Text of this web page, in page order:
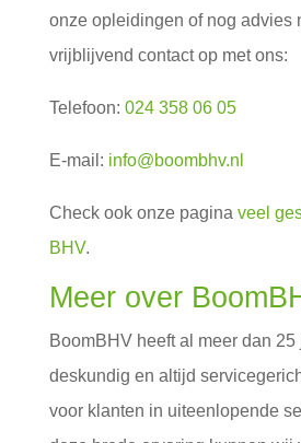
onze opleidingen of nog advies
vrijblijvend contact op met ons:
Telefoon: 024 358 06 05
E-mail: info@boombhv.nl
Check ook onze pagina veel
BHV.
Meer over
BoomBHV heeft al meer dan
deskundig en altijd
voor klanten in uiteenlopende